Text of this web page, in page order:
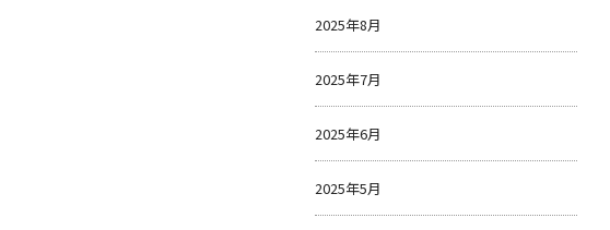
2025年8月
2025年7月
2025年6月
2025年5月